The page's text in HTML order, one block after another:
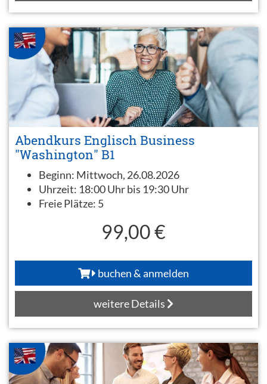
Abendkurs Englisch Business
"Washington" B1
Beginn: Mittwoch, 26.08.2026
Uhrzeit: 18:00 Uhr bis 19:30 Uhr
Freie Plätze: 5
99,00 €
buchen & anmelden
weitere Details